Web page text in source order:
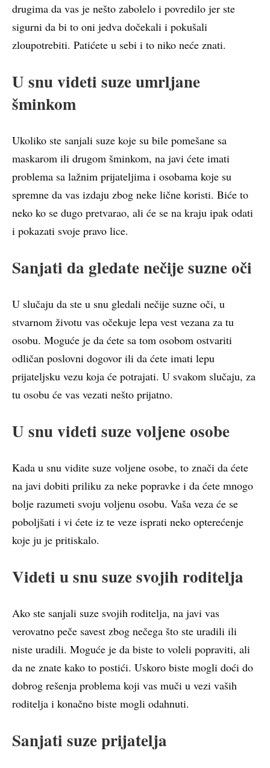
drugima da vas je nešto zabolelo i povredilo jer ste
sigurni da bi to oni jedva dočekali i pokušali
zloupotrebiti. Patićete u sebi i to niko neće znati.
U snu videti suze umrljane
šminkom
Ukoliko ste sanjali suze koje su bile pomešane sa
maskarom ili drugom šminkom, na javi ćete imati
problema sa lažnim prijateljima i osobama koje su
spremne da vas izdaju zbog neke lične koristi. Biće to
neko ko se dugo pretvarao, ali će se na kraju ipak odati
i pokazati svoje pravo lice.
Sanjati da gledate nečije suzne oči
U slučaju da ste u snu gledali nečije suzne oči, u
stvarnom životu vas očekuje lepa vest vezana za tu
osobu. Moguće je da ćete sa tom osobom ostvariti
odličan poslovni dogovor ili da ćete imati lepu
prijateljsku vezu koja će potrajati. U svakom slučaju, za
tu osobu će vas vezati nešto prijatno.
U snu videti suze voljene osobe
Kada u snu vidite suze voljene osobe, to znači da ćete
na javi dobiti priliku za neke popravke i da ćete mnogo
bolje razumeti svoju voljenu osobu. Vaša veza će se
poboljšati i vi ćete iz te veze isprati neko opterećenje
koje ju je pritiskalo.
Videti u snu suze svojih roditelja
Ako ste sanjali suze svojih roditelja, na javi vas
verovatno peče savest zbog nečega što ste uradili ili
niste uradili. Moguće je da biste to voleli popraviti, ali
da ne znate kako to postići. Uskoro biste mogli doći do
dobrog rešenja problema koji vas muči u vezi vaših
roditelja i konačno biste mogli odahnuti.
Sanjati suze prijatelja